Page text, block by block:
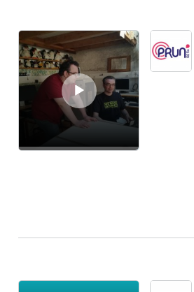
Lecteur audio
Lecteur audio